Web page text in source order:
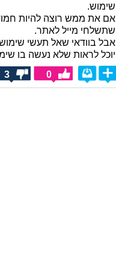
שימוש.
אם את ממש רוצה להיות
שתשלחי מייל לאתר.
אבל בוודאי שאל תעשי
יוכל לראות שלא נעשה בו
0
3